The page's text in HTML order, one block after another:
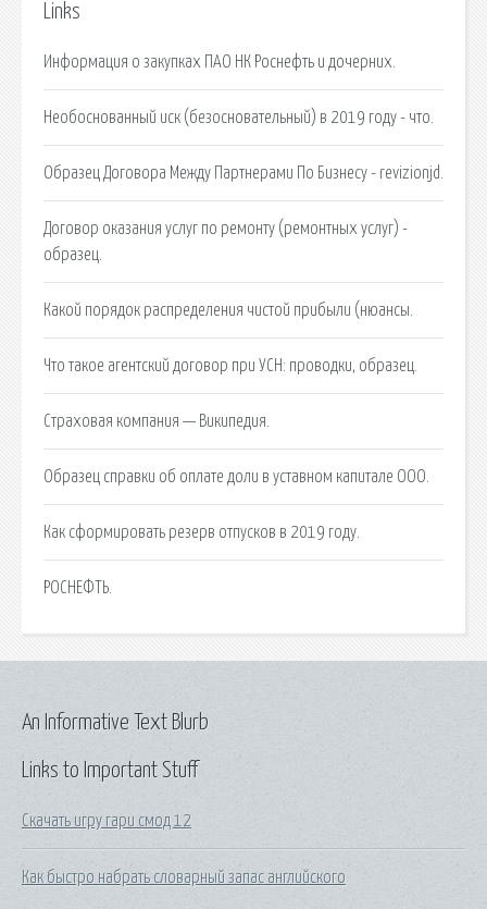
Links
Информация о закупках ПАО НК Роснефть и дочерних.
Необоснованный иск (безосновательный) в 2019 году - что.
Образец Договора Между Партнерами По Бизнесу - revizionjd.
Договор оказания услуг по ремонту (ремонтных услуг) -
образец.
Какой порядок распределения чистой прибыли (нюансы.
Что такое агентский договор при УСН: проводки, образец.
Страховая компания — Википедия.
Образец справки об оплате доли в уставном капитале ООО.
Как сформировать резерв отпусков в 2019 году.
РОСНЕФТЬ.
Links to Important Stuff
Скачать игру гари смод 12
Как быстро набрать словарный запас английского
An Informative Text Blurb